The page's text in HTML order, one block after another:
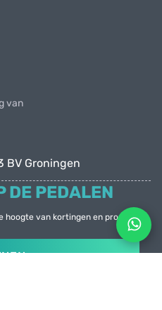
van
BV Groningen
DE PEDALEN
hoogte van kortingen en promoties